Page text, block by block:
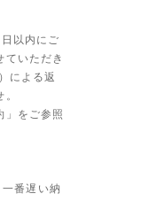
以内にご
ていただき
による返
」をご参照
番遅い納